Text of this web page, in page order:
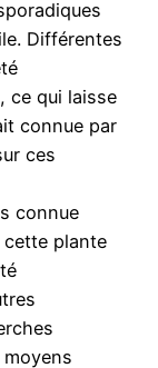
Différentes
ce qui laisse
connue par
ces
connue
cette plante